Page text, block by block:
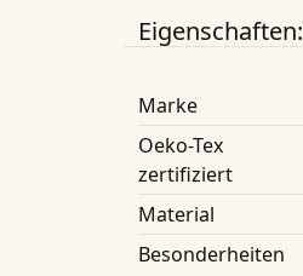
Eigenschaften:
Marke
Oeko-Tex
zertifiziert
Material
Besonderheiten